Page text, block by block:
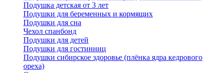
Подушка детская от 3 лет
Подушки для беременных и кормящих
Подушки для сна
Чехол спанбонд
Подушки для детей
Подушки для гостинниц
Подушки сибирское здоровье (плёнка ядра кедрового
ореха)